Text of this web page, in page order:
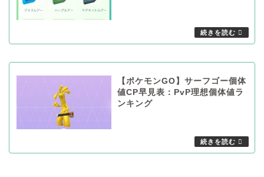
【ポケモンGO】サーフゴー個体
値CP早見表：PvP理想個体値ラ
ンキング